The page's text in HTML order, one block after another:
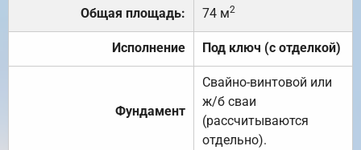
Общая площадь: 74 м2
Исполнение Под ключ (с отделкой)
Фундамент
Свайно-винтовой или
ж/б сваи
(рассчитываются
отдельно).